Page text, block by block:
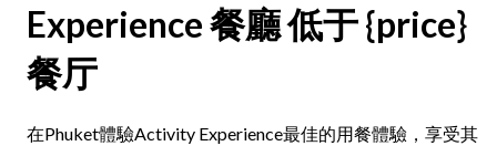
Experience 餐廳 低于 {price}
餐厅
在Phuket體驗Activity Experience最佳的用餐體驗，享受其